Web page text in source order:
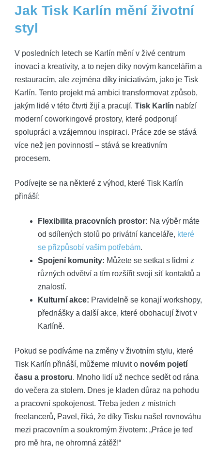
Jak Tisk Karlín mění životní
styl
V posledních letech se Karlín mění v živé centrum
inovací a kreativity, a to nejen díky novým kancelářím a
restauracím, ale zejména díky iniciativám, jako je Tisk
Karlín. Tento projekt má ambici transformovat způsob,
jakým lidé v této čtvrti žijí a pracují. Tisk Karlín nabízí
moderní coworkingové prostory, které podporují
spolupráci a vzájemnou inspiraci. Práce zde se stává
více než jen povinností – stává se kreativním
procesem.
Podívejte se na některé z výhod, které Tisk Karlín
přináší:
Flexibilita pracovních prostor: Na výběr máte
od sdílených stolů po privátní kanceláře, které
se přizpůsobí vašim potřebám.
Spojení komunity: Můžete se setkat s lidmi z
různých odvětví a tím rozšířit svoji síť kontaktů a
znalostí.
Kulturní akce: Pravidelně se konají workshopy,
přednášky a další akce, které obohacují život v
Karlíně.
Pokud se podíváme na změny v životním stylu, které
Tisk Karlín přináší, můžeme mluvit o novém pojetí
času a prostoru. Mnoho lidí už nechce sedět od rána
do večera za stolem. Dnes je kladen důraz na pohodu
a pracovní spokojenost. Třeba jeden z místních
freelancerů, Pavel, říká, že díky Tisku našel rovnováhu
mezi pracovním a soukromým životem: „Práce je teď
pro mě hra, ne ohromná zátěž!“